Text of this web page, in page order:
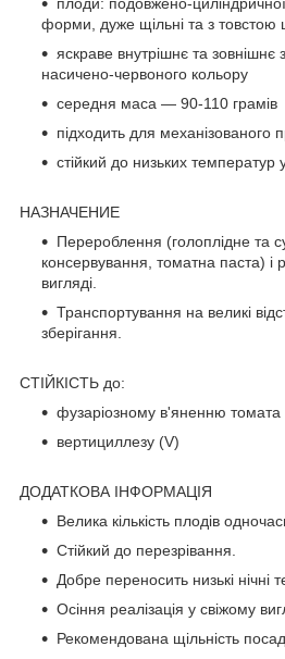
форми, дуже щільні та з товстою
яскраве внутрішнє та зовнішнє
насичено-червоного кольору
середня маса — 90-110 грамів
підходить для механізованого
стійкий до низьких температур
НАЗНАЧЕНИЕ
Перероблення (голоплідне та
консервування, томатна паста) і
вигляді.
Транспортування на великі
зберігання.
СТІЙКІСТЬ до:
фузаріозному в'яненню
вертициллезу (V)
ДОДАТКОВА ІНФОРМАЦІЯ
Велика кількість плодів
Стійкий до перезрівання.
Добре переносить низькі нічні
Осіння реалізація у свіжому
Рекомендована щільність